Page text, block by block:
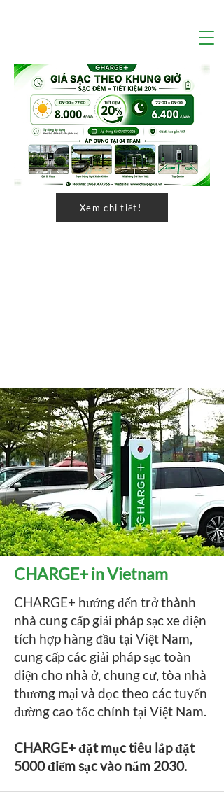
Xem chi tiết!
CHARGE+ in Vietnam
CHARGE+ hướng đến trở thành
nhà cung cấp giải pháp sạc xe điện
tích hợp hàng đầu tại Việt Nam,
cung cấp các giải pháp sạc toàn
diện cho nhà ở, chung cư, tòa nhà
thương mại và dọc theo các tuyến
đường cao tốc chính tại Việt Nam.
CHARGE+ đặt mục tiêu lắp đặt
5000 điểm sạc vào năm 2030.